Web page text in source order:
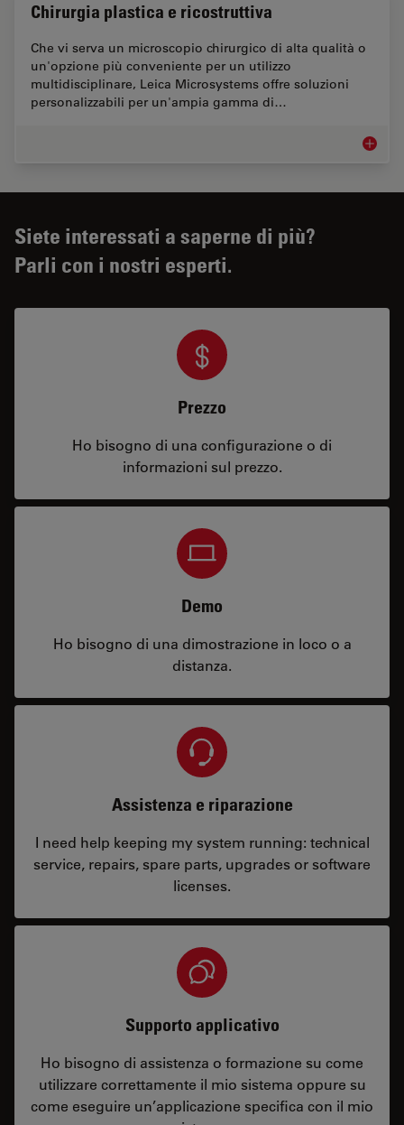
Chirurgia plastica e ricostruttiva
Che vi serva un microscopio chirurgico di alta qualità o
un'opzione più conveniente per un utilizzo
multidisciplinare, Leica Microsystems offre soluzioni
personalizzabili per un'ampia gamma di…
Siete interessati a saperne di più?
Parli con i nostri esperti.
Prezzo
Ho bisogno di una configurazione o di
informazioni sul prezzo.
Demo
Ho bisogno di una dimostrazione in loco o a
distanza.
Assistenza e riparazione
I need help keeping my system running: technical
service, repairs, spare parts, upgrades or software
licenses.
Supporto applicativo
Ho bisogno di assistenza o formazione su come
utilizzare correttamente il mio sistema oppure su
come eseguire un’applicazione specifica con il mio